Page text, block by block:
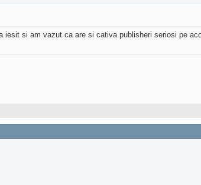
si am vazut ca are si cativa publisheri seriosi pe